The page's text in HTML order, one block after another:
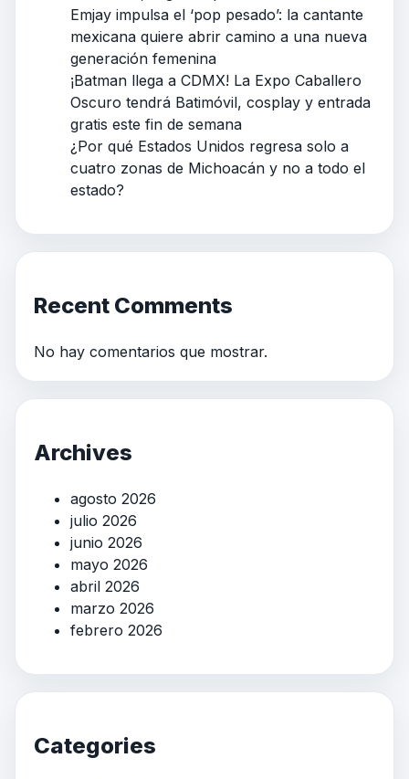
Emjay impulsa el ‘pop pesado’: la cantante
mexicana quiere abrir camino a una nueva
generación femenina
¡Batman llega a CDMX! La Expo Caballero
Oscuro tendrá Batimóvil, cosplay y entrada
gratis este fin de semana
¿Por qué Estados Unidos regresa solo a
cuatro zonas de Michoacán y no a todo el
estado?
Recent Comments
No hay comentarios que mostrar.
Archives
agosto 2026
julio 2026
junio 2026
mayo 2026
abril 2026
marzo 2026
febrero 2026
Categories